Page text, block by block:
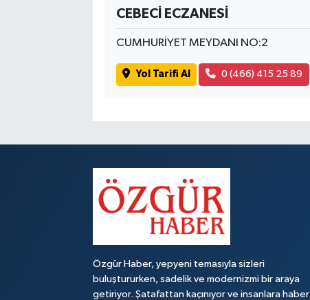
CEBECİ ECZANESİ
CUMHURİYET MEYDANI NO:2
Yol Tarifi Al 0 (466) 415 25 89
Özgür Haber, yepyeni temasıyla sizleri
buluştururken, sadelik ve modernizmi bir araya
getiriyor. Şatafattan kaçınıyor ve insanlara haber